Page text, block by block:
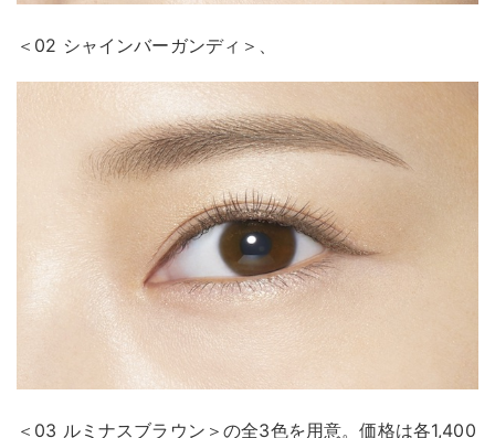
＜02 シャインバーガンディ＞、
＜03 ルミナスブラウン＞の全3色を用意。価格は各1,400